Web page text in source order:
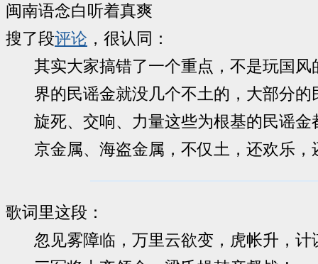
闽南语念白听着真爽
搜了段评论 ，很认同：
其实大家搞错了一个重点，不是玩国
界的民谣金就没几个不土的，大部分
旋死、交响、力量这些为根基的民谣
京金属、海盗金属，不仅土，还欢乐，
歌词里这段：
忽见雾障临，万里云欲变，虎帐升，计